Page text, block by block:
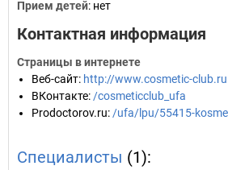
Прием детей: нет
Контактная информация
Страницы в интернете
Веб-сайт: http://www.cosmetic-club.ru
ВКонтакте: /cosmeticclub_ufa
Prodoctorov.ru: /ufa/lpu/55415-
Специалисты (1):